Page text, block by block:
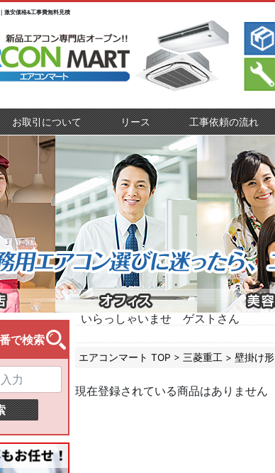
激安価格&工事費無料見積
お取引について リース 工事依頼の流れ
いらっしゃいませ ゲストさん
エアコンマート TOP > 三菱重工 > 壁掛け形
現在登録されている商品はありません